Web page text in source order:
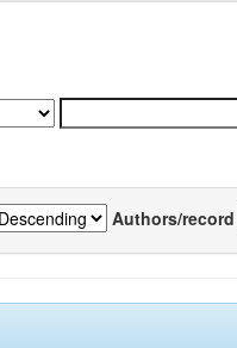
Authors/record